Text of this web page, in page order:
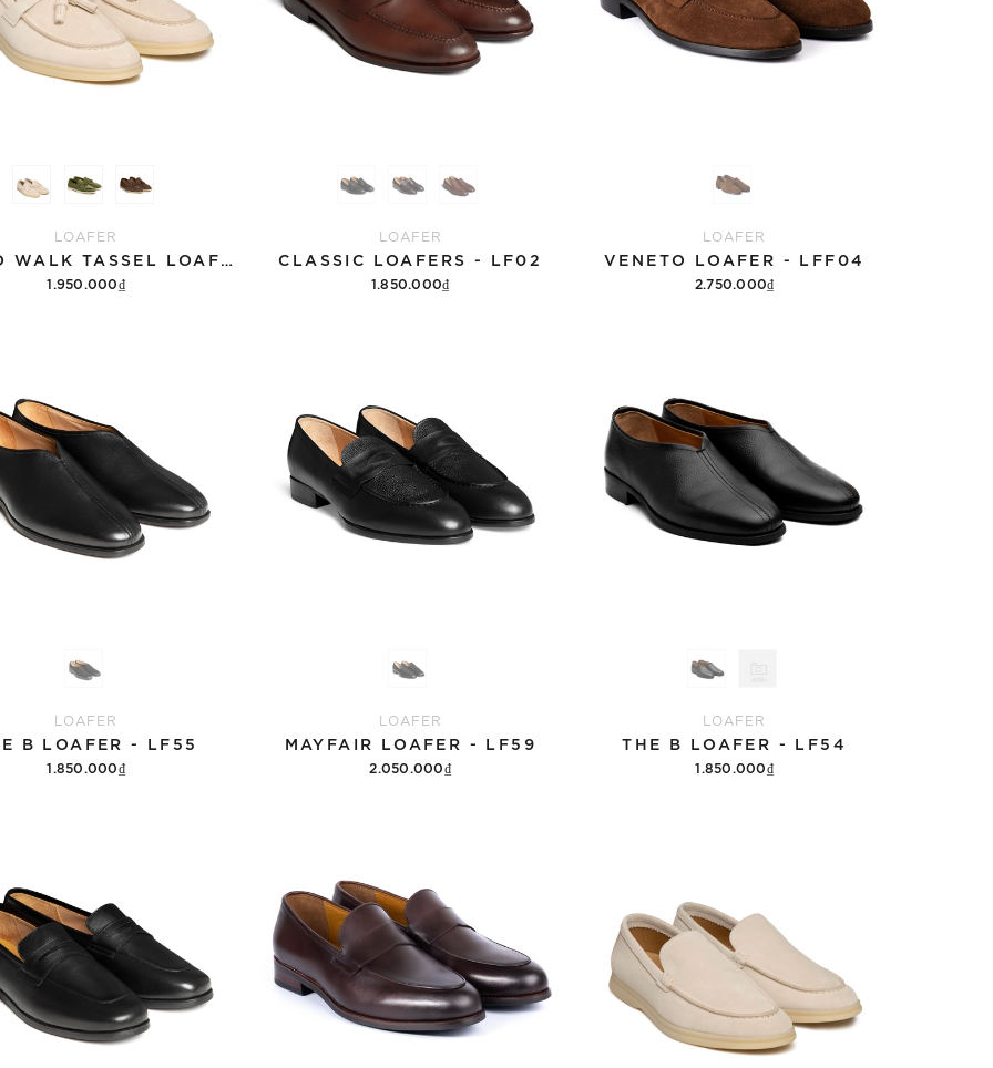
LOAFER
CLOUD WALK TASSEL LOAFER - PF009
1.950.000₫
LOAFER
CLASSIC LOAFERS - LF02
1.850.000₫
LOAFER
VENETO LOAFER - LFF04
2.750.000₫
LOAFER
B LOAFER - LF55
1.850.000₫
LOAFER
MAYFAIR LOAFER - LF59
2.050.000₫
LOAFER
THE B LOAFER - LF54
1.850.000₫